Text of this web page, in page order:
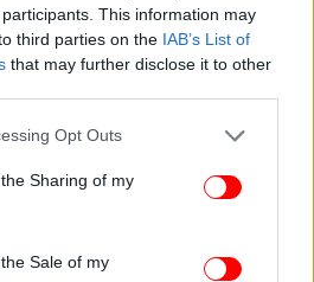
participants. This information may
third parties on the IAB’s List of
that may further disclose it to other
app uses one or more Google
usage behaviour. You may click to
Google and its third-party tags to
purposes in below Google
Opt Outs
Sharing of my
Sale of my
είναι το ταξίδι του
ώστε να περάσει τις
Έντερον
αγωνιζόμενος στις